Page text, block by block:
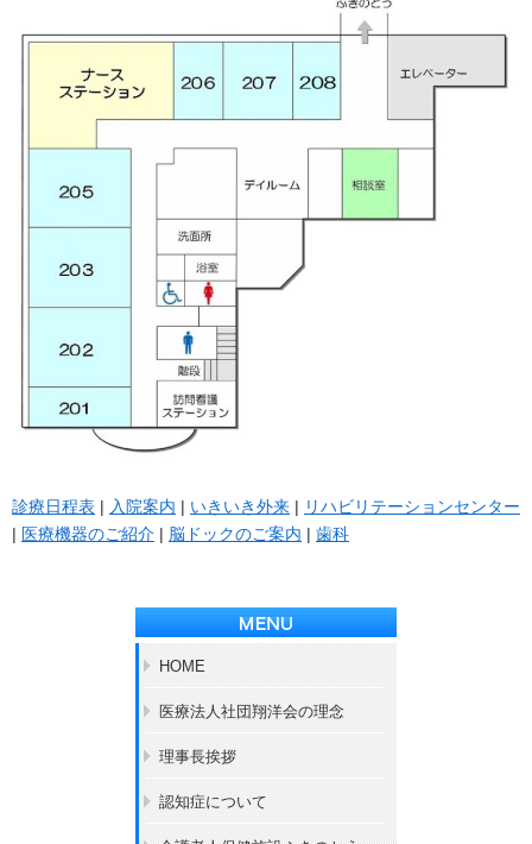
診療日程表 | 入院案内 | いきいき外来 | リハビリテーションセンター
| 医療機器のご紹介 | 脳ドックのご案内 | 歯科
HOME
医療法人社団翔洋会の理念
理事長挨拶
認知症について